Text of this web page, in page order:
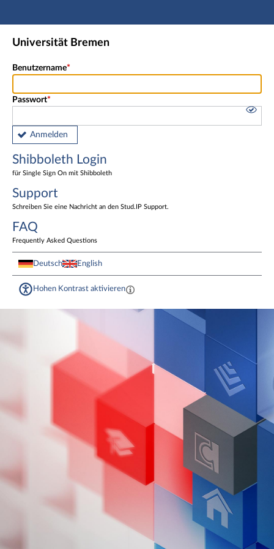
Hauptnavigation
Shibboleth Login
Universität Bremen
Benutzername
Passwort
Anmelden
Shibboleth Login
für Single Sign On mit Shibboleth
Support
Schreiben Sie eine Nachricht an den Stud.IP Support.
FAQ
Frequently Asked Questions
Deutsch English
Hohen Kontrast aktivieren